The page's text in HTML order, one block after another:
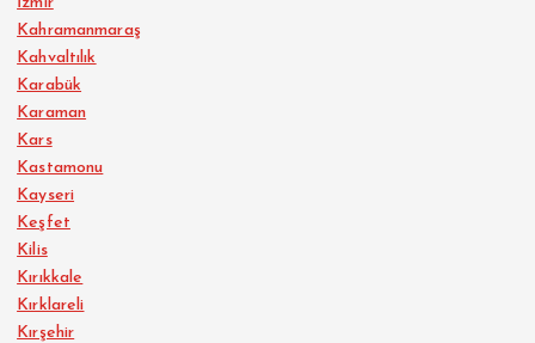
Kahramanmaraş
Kahvaltılık
Karabük
Karaman
Kars
Kastamonu
Kayseri
Keşfet
Kilis
Kırıkkale
Kırklareli
Kırşehir